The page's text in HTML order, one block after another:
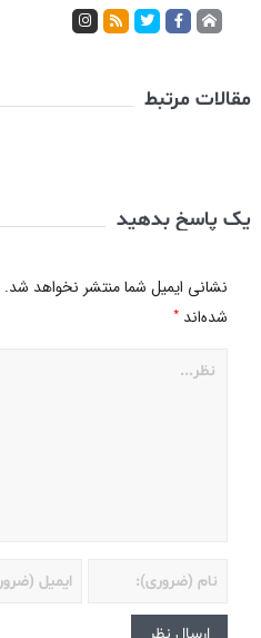
مقالات مرتبط
یک پاسخ بدهید
نشانی ایمیل شما منتشر نخواهد شد.
شده‌اند *